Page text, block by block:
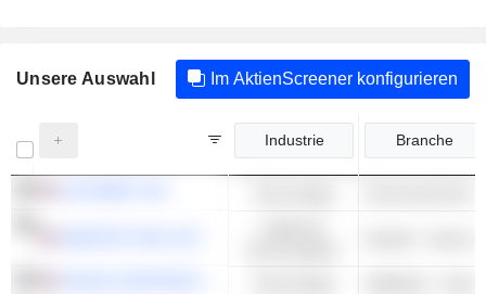
Unsere Auswahl Im AktienScreener konfigurieren
Industrie Branche